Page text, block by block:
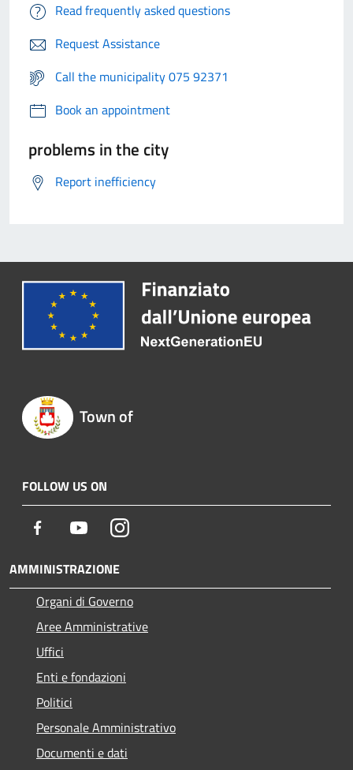
Read frequently asked questions
Request Assistance
Call the municipality 075 92371
Book an appointment
problems in the city
Report inefficiency
Town of
FOLLOW US ON
Facebook YoutubeInstagram
AMMINISTRAZIONE
Organi di Governo
Aree Amministrative
Uffici
Enti e fondazioni
Politici
Personale Amministrativo
Documenti e dati